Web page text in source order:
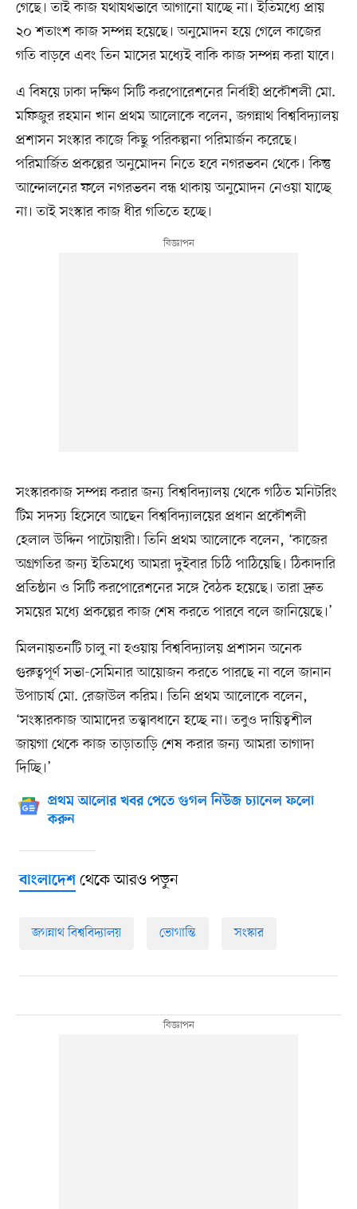
গেছে। তাই কাজ যথাযথভাবে আগানো যাচ্ছে না। ইতিমধ্যে প্রায়
২০ শতাংশ কাজ সম্পন্ন হয়েছে। অনুমোদন হয়ে গেলে কাজের
গতি বাড়বে এবং তিন মাসের মধ্যেই বাকি কাজ সম্পন্ন করা যাবে।
এ বিষয়ে ঢাকা দক্ষিণ সিটি করপোরেশনের নির্বাহী প্রকৌশলী মো.
মফিজুর রহমান খান প্রথম আলোকে বলেন, জগন্নাথ বিশ্ববিদ্যালয়
প্রশাসন সংস্কার কাজে কিছু পরিকল্পনা পরিমার্জন করেছে।
পরিমার্জিত প্রকল্পের অনুমোদন নিতে হবে নগরভবন থেকে। কিন্তু
আন্দোলনের ফলে নগরভবন বন্ধ থাকায় অনুমোদন নেওয়া যাচ্ছে
না। তাই সংস্কার কাজ ধীর গতিতে হচ্ছে।
সংস্কারকাজ সম্পন্ন করার জন্য বিশ্ববিদ্যালয় থেকে গঠিত মনিটরিং
টিম সদস্য হিসেবে আছেন বিশ্ববিদ্যালয়ের প্রধান প্রকৌশলী
হেলাল উদ্দিন পাটোয়ারী। তিনি প্রথম আলোকে বলেন, ‘কাজের
অগ্রগতির জন্য ইতিমধ্যে আমরা দুইবার চিঠি পাঠিয়েছি। ঠিকাদারি
প্রতিষ্ঠান ও সিটি করপোরেশনের সঙ্গে বৈঠক হয়েছে। তারা দ্রুত
সময়ের মধ্যে প্রকল্পের কাজ শেষ করতে পারবে বলে জানিয়েছে।’
মিলনায়তনটি চালু না হওয়ায় বিশ্ববিদ্যালয় প্রশাসন অনেক
গুরুত্বপূর্ণ সভা-সেমিনার আয়োজন করতে পারছে না বলে জানান
উপাচার্য মো. রেজাউল করিম। তিনি প্রথম আলোকে বলেন,
‘সংস্কারকাজ আমাদের তত্ত্বাবধানে হচ্ছে না। তবুও দায়িত্বশীল
জায়গা থেকে কাজ তাড়াতাড়ি শেষ করার জন্য আমরা তাগাদা
দিচ্ছি।’
প্রথম আলোর খবর পেতে গুগল নিউজ চ্যানেল ফলো
করুন
বাংলাদেশথেকে আরও পড়ুন
জগন্নাথ বিশ্ববিদ্যালয় ভোগান্তি সংস্কার